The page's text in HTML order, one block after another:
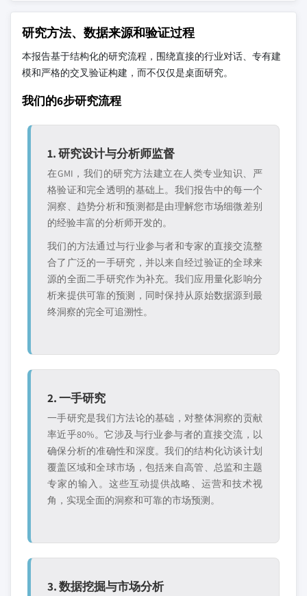
研究方法、数据来源和验证过程
本报告基于结构化的研究流程，围绕直接的行业对话、专有建
模和严格的交叉验证构建，而不仅仅是桌面研究。
我们的6步研究流程
1. 研究设计与分析师监督
在GMI，我们的研究方法建立在人类专业知识、严
格验证和完全透明的基础上。我们报告中的每一个
洞察、趋势分析和预测都是由理解您市场细微差别
的经验丰富的分析师开发的。
我们的方法通过与行业参与者和专家的直接交流整
合了广泛的一手研究，并以来自经过验证的全球来
源的全面二手研究作为补充。我们应用量化影响分
析来提供可靠的预测，同时保持从原始数据源到最
终洞察的完全可追溯性。
2. 一手研究
一手研究是我们方法论的基础，对整体洞察的贡献
率近乎80%。它涉及与行业参与者的直接交流，以
确保分析的准确性和深度。我们的结构化访谈计划
覆盖区域和全球市场，包括来自高管、总监和主题
专家的输入。这些互动提供战略、运营和技术视
角，实现全面的洞察和可靠的市场预测。
3. 数据挖掘与市场分析